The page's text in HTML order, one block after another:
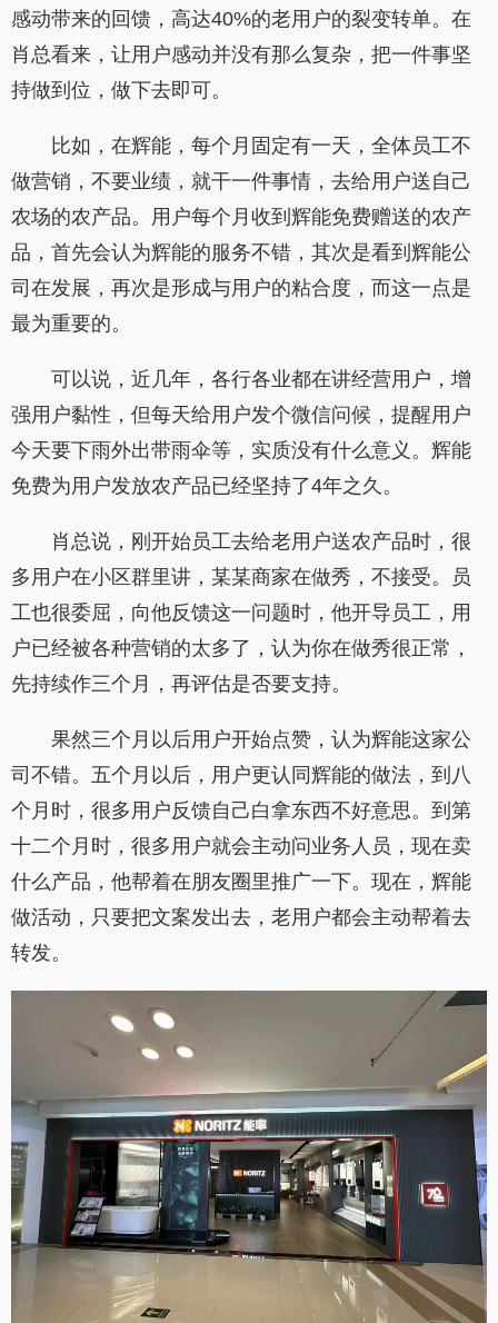
感动带来的回馈，高达40%的老用户的裂变转单。在
肖总看来，让用户感动并没有那么复杂，把一件事坚
持做到位，做下去即可。
比如，在辉能，每个月固定有一天，全体员工不
做营销，不要业绩，就干一件事情，去给用户送自己
农场的农产品。用户每个月收到辉能免费赠送的农产
品，首先会认为辉能的服务不错，其次是看到辉能公
司在发展，再次是形成与用户的粘合度，而这一点是
最为重要的。
可以说，近几年，各行各业都在讲经营用户，增
强用户黏性，但每天给用户发个微信问候，提醒用户
今天要下雨外出带雨伞等，实质没有什么意义。辉能
免费为用户发放农产品已经坚持了4年之久。
肖总说，刚开始员工去给老用户送农产品时，很
多用户在小区群里讲，某某商家在做秀，不接受。员
工也很委屈，向他反馈这一问题时，他开导员工，用
户已经被各种营销的太多了，认为你在做秀很正常，
先持续作三个月，再评估是否要支持。
果然三个月以后用户开始点赞，认为辉能这家公
司不错。五个月以后，用户更认同辉能的做法，到八
个月时，很多用户反馈自己白拿东西不好意思。到第
十二个月时，很多用户就会主动问业务人员，现在卖
什么产品，他帮着在朋友圈里推广一下。现在，辉能
做活动，只要把文案发出去，老用户都会主动帮着去
转发。